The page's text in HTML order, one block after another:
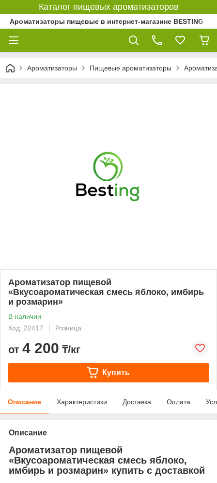
Каталог пищевых ароматизаторов
Ароматизаторы пищевые в интернет-магазине BESTING
Ароматизаторы Пищевые ароматизаторы
Ароматизатор пищевой
«Вкусоароматическая смесь яблоко, имбирь
и розмарин»
В наличии
Код: 22417
Розница
от 4 200 ₸/кг
Купить
Описание Характеристики Доставка Оплата
Описание
Ароматизатор пищевой
«Вкусоароматическая смесь яблоко,
имбирь и розмарин» купить с доставкой